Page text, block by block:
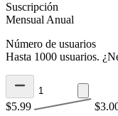
Suscripción
Mensual Anual
Número de usuarios
Hasta 1000 usuarios.
$5.99